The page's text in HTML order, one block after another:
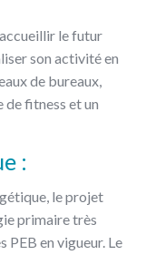
le futur
son activité en
de bureaux,
de fitness et un
:
le projet
primaire très
en vigueur. Le